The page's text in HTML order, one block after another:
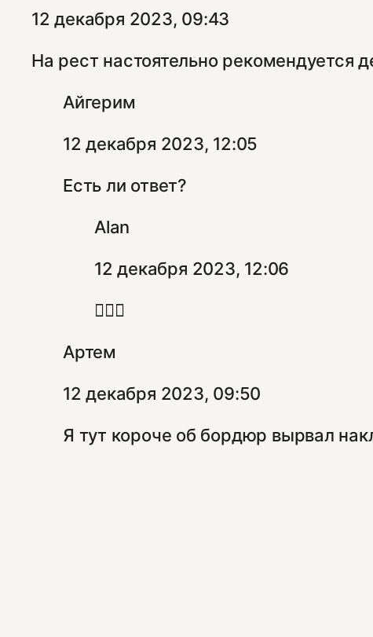
12 декабря 2023, 09:43
На рест настоятельно рекомендуется
Айгерим
12 декабря 2023, 12:05
Есть ли ответ?
Alan
12 декабря 2023, 12:06
🤷🏻‍♂️
Артем
12 декабря 2023, 09:50
Я тут короче об бордюр вырвал